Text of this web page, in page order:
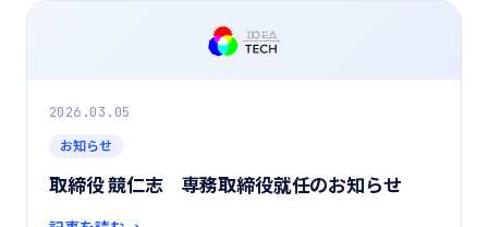
2026.03.05
お知らせ
取締役 競仁志 専務取締役就任のお知らせ